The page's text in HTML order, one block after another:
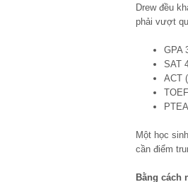
Drew đều
phải vượt
GPA
SAT
ACT
PTEA
Một học
cần điểm
Bằng cách